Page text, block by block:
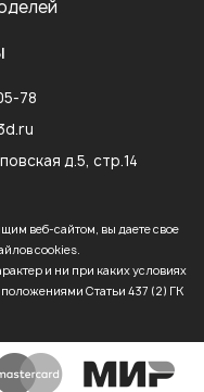
78
д.5, стр.14
веб-сайтом, вы даете свое
cookies.
и ни при каких условиях
Статьи 437 (2) ГК